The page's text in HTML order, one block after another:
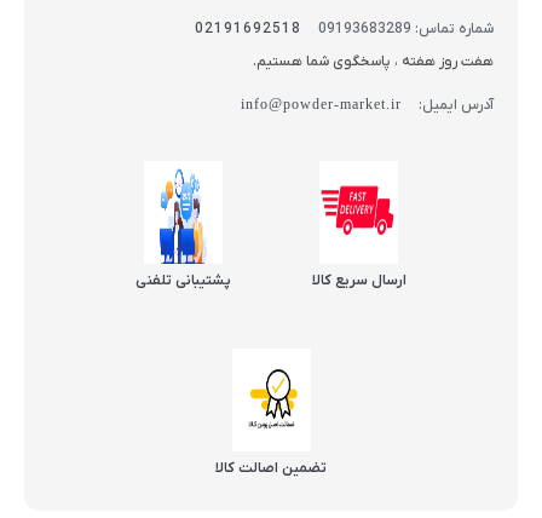
شماره تماس: 09193683289
02191692518
هفت روز هفته ، پاسخگوی شما هستیم.
آدرس ایمیل: info@powder-market.ir
ارسال سریع کالا پشتیبانی تلفنی
تضمین اصالت کالا